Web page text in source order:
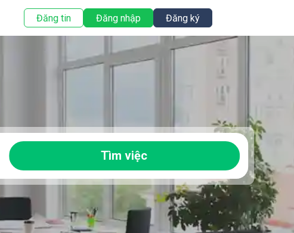
Đăng tin Đăng nhập Đăng ký
Tìm việc